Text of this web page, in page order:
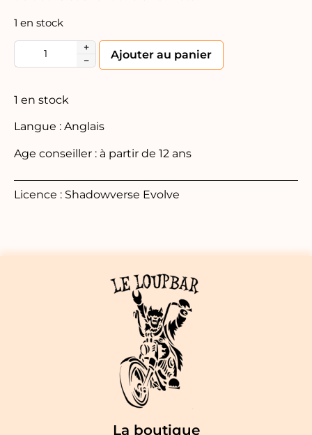
1 en stock
+
−
Ajouter au panier
1 en stock
Langue : Anglais
Age conseiller : à partir de 12 ans
Licence : Shadowverse Evolve
La boutique